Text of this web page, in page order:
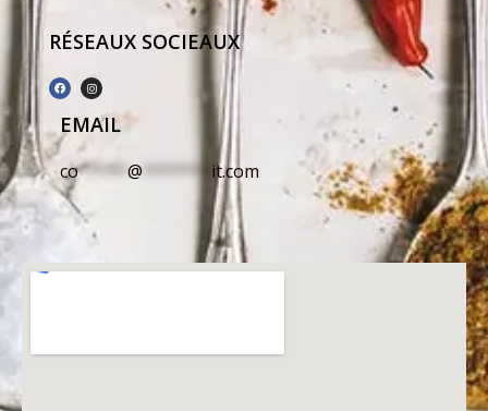
RÉSEAUX SOCIEAUX
EMAIL
co*****@ ******* it.com